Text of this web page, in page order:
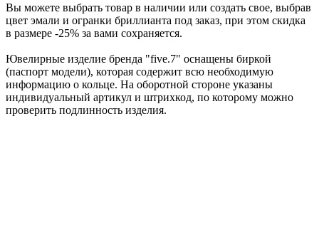
Вы можете выбрать товар в наличии или создать свое, выбрав
цвет эмали и огранки бриллианта под заказ, при этом скидка
в размере -25% за вами сохраняется.
Ювелирные изделие бренда "five.7" оснащены биркой
(паспорт модели), которая содержит всю необходимую
информацию о кольце. На оборотной стороне указаны
индивидуальный артикул и штрихкод, по которому можно
проверить подлинность изделия.